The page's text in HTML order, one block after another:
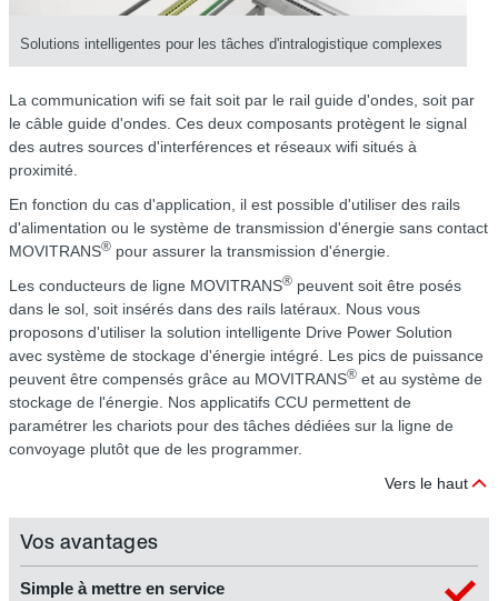
Solutions intelligentes pour les tâches d'intralogistique complexes
La communication wifi se fait soit par le rail guide d'ondes, soit par
le câble guide d'ondes. Ces deux composants protègent le signal
des autres sources d'interférences et réseaux wifi situés à
proximité.
En fonction du cas d'application, il est possible d'utiliser des rails
d'alimentation ou le système de transmission d'énergie sans contact
MOVITRANS® pour assurer la transmission d'énergie.
Les conducteurs de ligne MOVITRANS® peuvent soit être posés
dans le sol, soit insérés dans des rails latéraux. Nous vous
proposons d'utiliser la solution intelligente Drive Power Solution
avec système de stockage d'énergie intégré. Les pics de puissance
peuvent être compensés grâce au MOVITRANS® et au système de
stockage de l'énergie. Nos applicatifs CCU permettent de
paramétrer les chariots pour des tâches dédiées sur la ligne de
convoyage plutôt que de les programmer.
Vers le haut
Vos avantages
Simple à mettre en service